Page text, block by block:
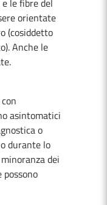
le fibre del
orientate
(cosiddetto
Anche le
asintomatici
o
durante lo
dei